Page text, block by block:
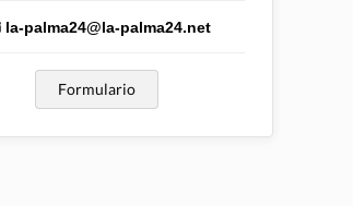
la-palma24@la-palma24.net
Formulario